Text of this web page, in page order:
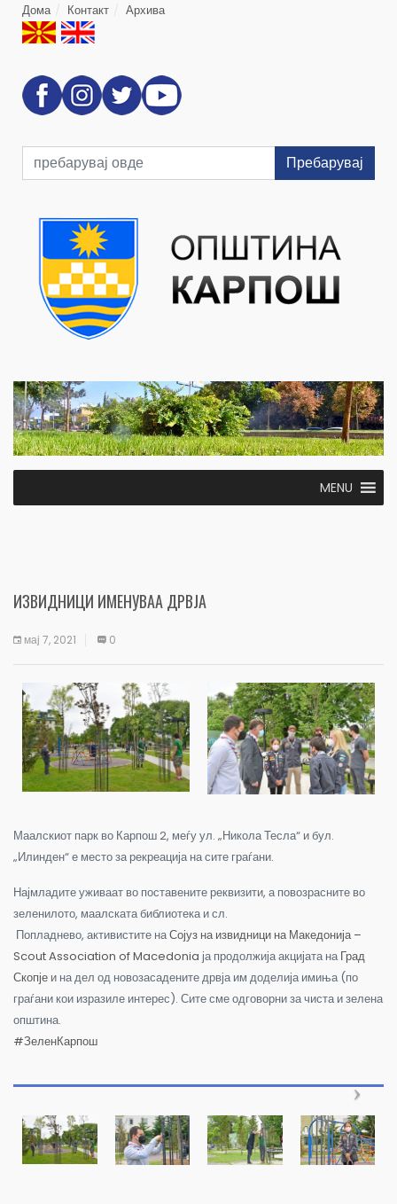
Дома Контакт Архива
Пребарувај
MENU
ИЗВИДНИЦИ ИМЕНУВАА ДРВЈА
мај 7, 2021 0
Маалскиот парк во Карпош 2, меѓу ул. „Никола Тесла“ и бул.
„Илинден“ е место за рекреација на сите граѓани.
Најмладите уживаат во поставените реквизити, а повозрасните во
зеленилото, маалската библиотека и сл.
Попладнево, активистите наСојуз на извидници на Македонија –
Scout Association of Macedonia ја продолжија акцијата наГрад
Скопје и на дел од новозасадените дрвја им доделија имиња (по
граѓани кои изразиле интерес). Сите сме одговорни за чиста и зелена
општина.
#ЗеленКарпош